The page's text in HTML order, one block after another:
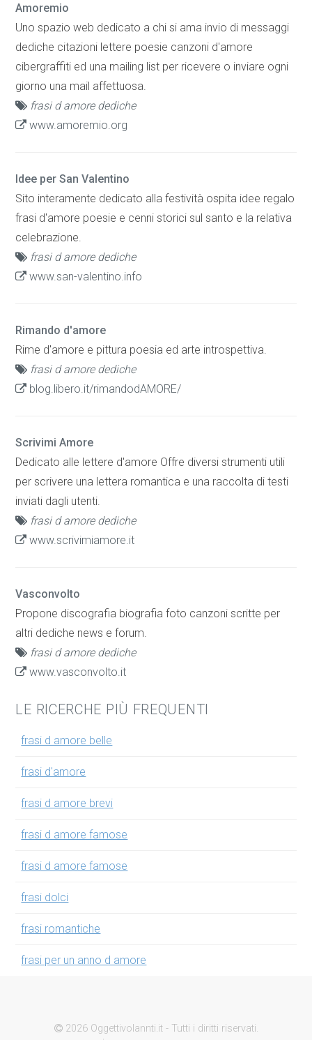
Amoremio
Uno spazio web dedicato a chi si ama invio di messaggi
dediche citazioni lettere poesie canzoni d'amore
cibergraffiti ed una mailing list per ricevere o inviare ogni
giorno una mail affettuosa.
frasi d amore dediche
www.amoremio.org
Idee per San Valentino
Sito interamente dedicato alla festività ospita idee regalo
frasi d'amore poesie e cenni storici sul santo e la relativa
celebrazione.
frasi d amore dediche
www.san-valentino.info
Rimando d'amore
Rime d'amore e pittura poesia ed arte introspettiva.
frasi d amore dediche
blog.libero.it/rimandodAMORE/
Scrivimi Amore
Dedicato alle lettere d'amore Offre diversi strumenti utili
per scrivere una lettera romantica e una raccolta di testi
inviati dagli utenti.
frasi d amore dediche
www.scrivimiamore.it
Vasconvolto
Propone discografia biografia foto canzoni scritte per
altri dediche news e forum.
frasi d amore dediche
www.vasconvolto.it
LE RICERCHE PIÙ FREQUENTI
frasi d amore belle
frasi d'amore
frasi d amore brevi
frasi d amore famose
frasi d amore famose
frasi dolci
frasi romantiche
frasi per un anno d amore
2026 Oggettivolannti.it - Tutti i diritti riservati.